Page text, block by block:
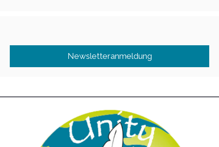
Newsletteranmeldung